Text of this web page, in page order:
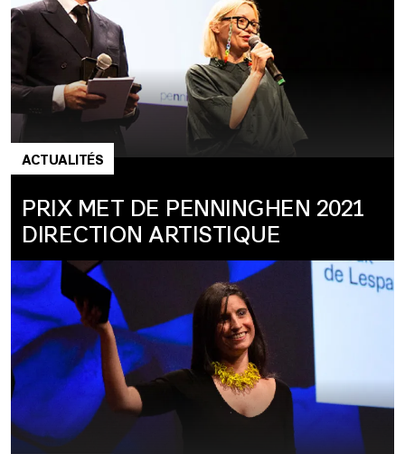
ACTUALITÉS
PRIX MET DE PENNINGHEN 2021
DIRECTION ARTISTIQUE